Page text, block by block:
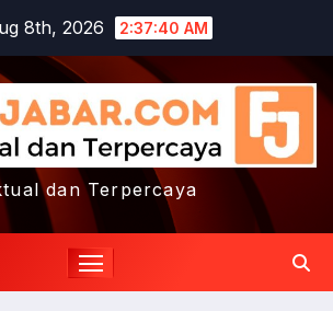
8th, 2026 2:37:40 AM
dan Terpercaya